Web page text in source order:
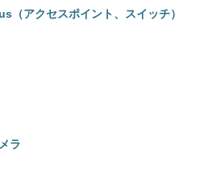
（アクセスポイント、スイッチ）
ラ